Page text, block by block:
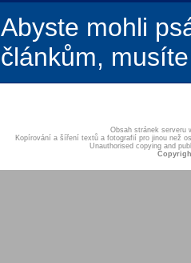
Abyste mohli
článkům,
Obsah stránek serveru
Kopírování a šíření textů a fotografií pro jinou než
Unauthorised copying and